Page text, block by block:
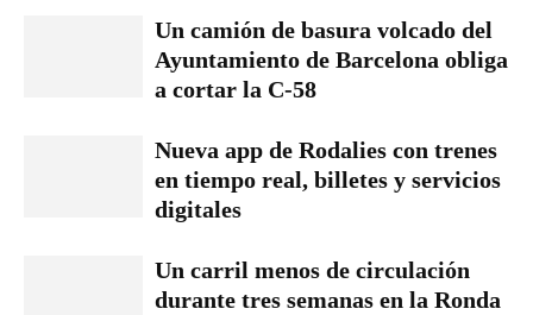
Un camión de basura volcado del
Ayuntamiento de Barcelona obliga
a cortar la C-58
Nueva app de Rodalies con trenes
en tiempo real, billetes y servicios
digitales
Un carril menos de circulación
durante tres semanas en la Ronda